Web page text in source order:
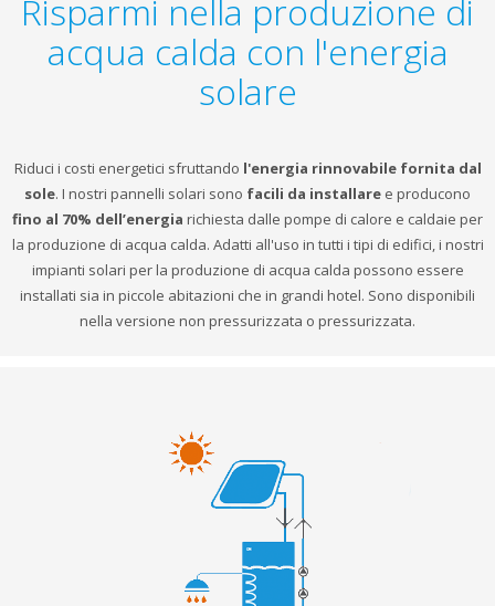
Risparmi nella produzione di
acqua calda con l'energia
solare
Riduci i costi energetici sfruttando l'energia rinnovabile fornita dal
sole. I nostri pannelli solari sono facili da installare e producono
fino al 70% dell’energia richiesta dalle pompe di calore e caldaie per
la produzione di acqua calda. Adatti all'uso in tutti i tipi di edifici, i nostri
impianti solari per la produzione di acqua calda possono essere
installati sia in piccole abitazioni che in grandi hotel. Sono disponibili
nella versione non pressurizzata o pressurizzata.